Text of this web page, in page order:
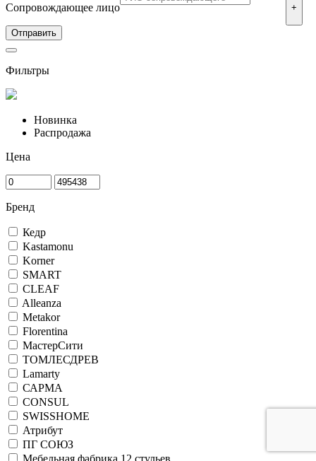
Сопровождающее лицо +
Фильтры
Новинка
Распродажа
Цена
Бренд
Кедр
Kastamonu
Korner
SMART
CLEAF
Alleanza
Metakor
Florentina
МастерСити
ТОМЛЕСДРЕВ
Lamarty
САРМА
CONSUL
SWISSHOME
Атрибут
ПГ СОЮЗ
Мебельная фабрика 12 стульев